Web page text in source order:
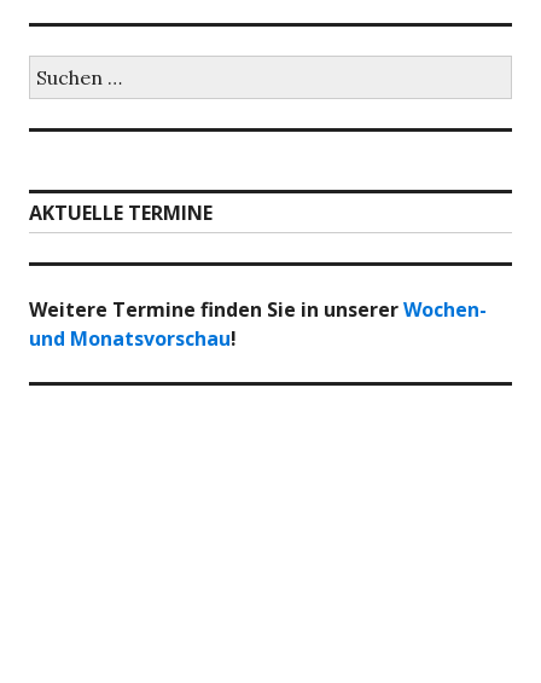
nach:
AKTUELLE TERMINE
Weitere Termine finden Sie in unsererWochen-
und Monatsvorschau!